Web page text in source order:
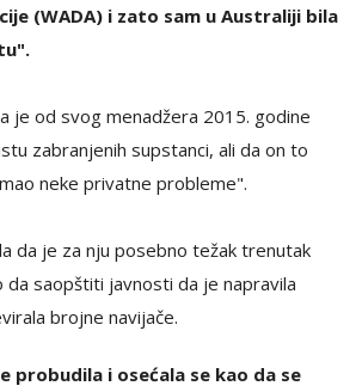
(WADA) i zato sam u Australiji bila
je od svog menadžera 2015. godine
zabranjenih supstanci, ali da on to
neke privatne probleme".
da je za nju posebno težak trenutak
saopštiti javnosti da je napravila
brojne navijače.
probudila i osećala se kao da se